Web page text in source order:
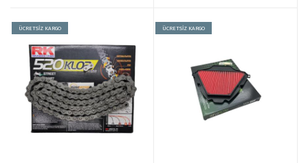
ÜCRETSİZ KARGO ÜCRETSİZ KARGO